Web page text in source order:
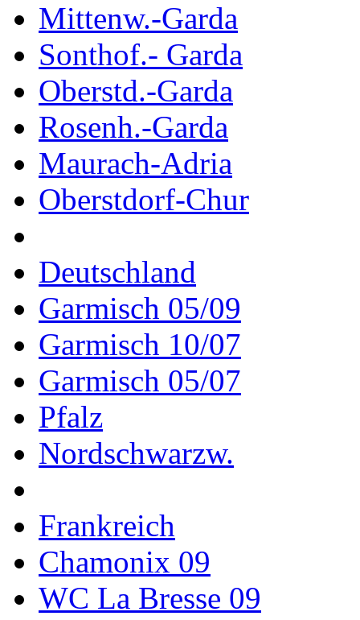
Mittenw.-Garda
Sonthof.- Garda
Oberstd.-Garda
Rosenh.-Garda
Maurach-Adria
Oberstdorf-Chur
Deutschland
Garmisch 05/09
Garmisch 10/07
Garmisch 05/07
Pfalz
Nordschwarzw.
Frankreich
Chamonix 09
WC La Bresse 09